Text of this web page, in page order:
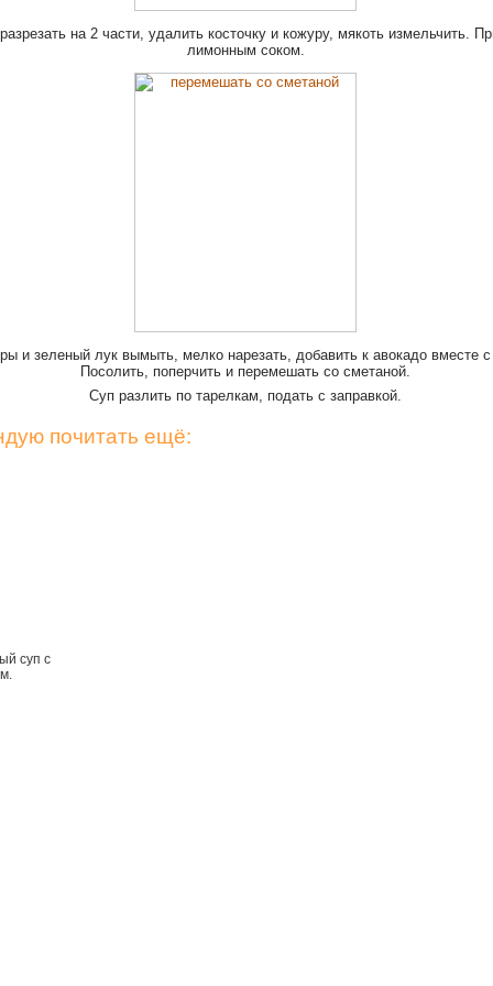
на 2 части, удалить косточку и кожуру, мякоть измельчить.
лимонным соком.
и зеленый лук вымыть, мелко нарезать, добавить к авокадо вместе с
Посолить, поперчить и перемешать со сметаной.
Суп разлить по тарелкам, подать с заправкой.
почитать ещё:
суп с